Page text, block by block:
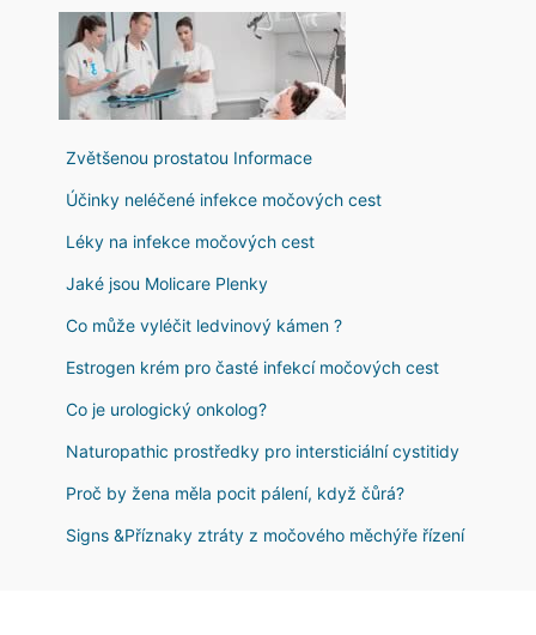
Zvětšenou prostatou Informace
Účinky neléčené infekce močových cest
Léky na infekce močových cest
Jaké jsou Molicare Plenky
Co může vyléčit ledvinový kámen ?
Estrogen krém pro časté infekcí močových cest
Co je urologický onkolog?
Naturopathic prostředky pro intersticiální cystitidy
Proč by žena měla pocit pálení, když čůrá?
Signs &Příznaky ztráty z močového měchýře řízení